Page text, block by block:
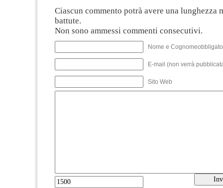
Ciascun commento potrà avere una lunghezza
battute.
Non sono ammessi commenti consecutivi.
Nome e
E-mail (non verrà
Sito Web